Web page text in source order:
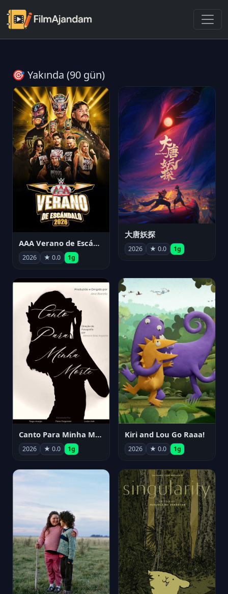
🎯 Yakında (90 gün)
AAA Verano de Escándalo 2026 - Week 3
2026 ★ 0.0 1g
大唐妖探
2026 ★ 0.0 1g
Canto Para Minha Morte
2026 ★ 0.0 1g
Kiri and Lou Go Raaa!
2026 ★ 0.0 1g